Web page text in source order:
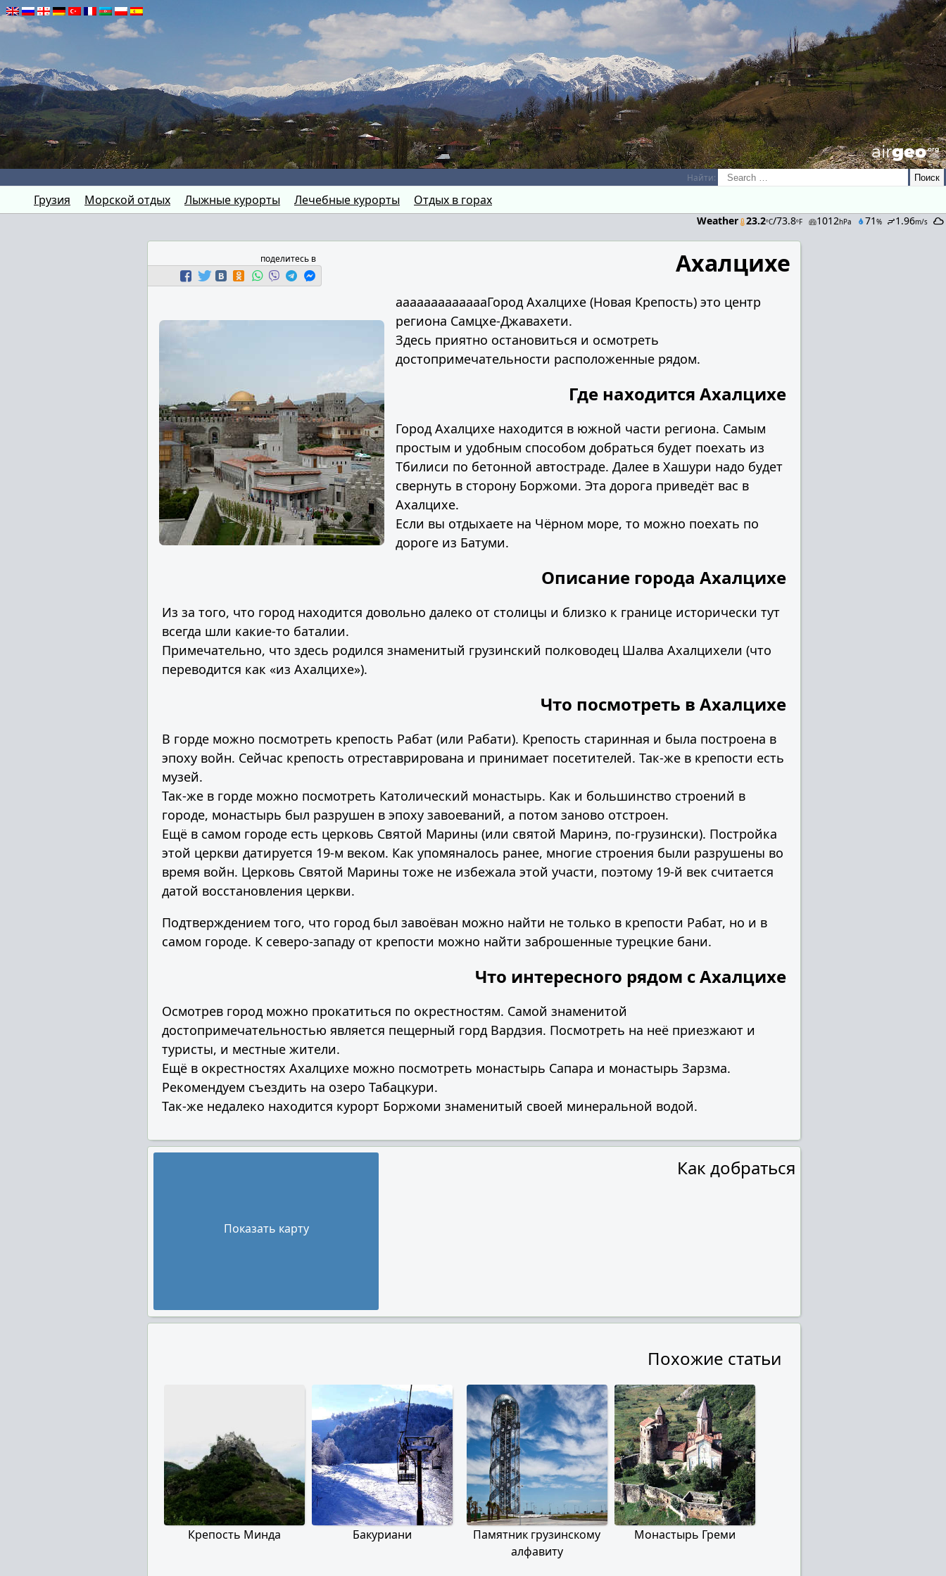
airGEO.oRg
Найти:
Грузия Морской отдых Лыжные курорты Лечебные курорты Отдых в горах
Weather 23.2ºC/73.8ºF 1012hPa 71 % 1.96m/s
поделитесь в Ахалцихе
аааааааааааааГород Ахалцихе (Новая Крепость) это центр
региона Самцхе-Джавахети.
Здесь приятно остановиться и осмотреть
достопримечательности расположенные рядом.
Где находится Ахалцихе
Город Ахалцихе находится в южной части региона. Самым
простым и удобным способом добраться будет поехать из
Тбилиси по бетонной автостраде. Далее в Хашури надо будет
свернуть в сторону Боржоми. Эта дорога приведёт вас в
Ахалцихе.
Если вы отдыхаете на Чёрном море, то можно поехать по
дороге из Батуми.
Описание города Ахалцихе
Из за того, что город находится довольно далеко от столицы и близко к границе исторически тут
всегда шли какие-то баталии.
Примечательно, что здесь родился знаменитый грузинский полководец Шалва Ахалцихели (что
переводится как «из Ахалцихе»).
Что посмотреть в Ахалцихе
В горде можно посмотреть крепость Рабат (или Рабати). Крепость старинная и была построена в
эпоху войн. Сейчас крепость отреставрирована и принимает посетителей. Так-же в крепости есть
музей.
Так-же в горде можно посмотреть Католический монастырь. Как и большинство строений в
городе, монастырь был разрушен в эпоху завоеваний, а потом заново отстроен.
Ещё в самом городе есть церковь Святой Марины (или святой Маринэ, по-грузински). Постройка
этой церкви датируется 19-м веком. Как упомяналось ранее, многие строения были разрушены во
время войн. Церковь Святой Марины тоже не избежала этой участи, поэтому 19-й век считается
датой восстановления церкви.
Подтверждением того, что город был завоёван можно найти не только в крепости Рабат, но и в
самом городе. К северо-западу от крепости можно найти заброшенные турецкие бани.
Что интересного рядом с Ахалцихе
Осмотрев город можно прокатиться по окрестностям. Самой знаменитой
достопримечательностью является пещерный горд Вардзия. Посмотреть на неё приезжают и
туристы, и местные жители.
Ещё в окрестностях Ахалцихе можно посмотреть монастырь Сапара и монастырь Зарзма.
Рекомендуем съездить на озеро Табацкури.
Так-же недалеко находится курорт Боржоми знаменитый своей минеральной водой.
Как добраться
Показать карту
Похожие статьи
Крепость Минда Бакуриани
Памятник грузинскому
алфавиту
Монастырь Греми